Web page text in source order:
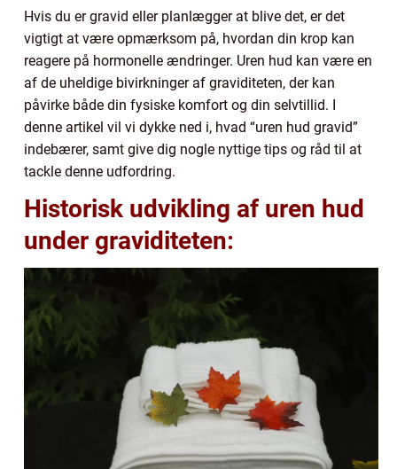
Hvis du er gravid eller planlægger at blive det, er det
vigtigt at være opmærksom på, hvordan din krop kan
reagere på hormonelle ændringer. Uren hud kan være en
af de uheldige bivirkninger af graviditeten, der kan
påvirke både din fysiske komfort og din selvtillid. I
denne artikel vil vi dykke ned i, hvad “uren hud gravid”
indebærer, samt give dig nogle nyttige tips og råd til at
tackle denne udfordring.
Historisk udvikling af uren hud
under graviditeten: